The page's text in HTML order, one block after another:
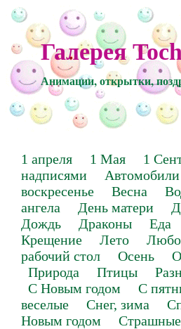
Галерея
Анимации, открытки,
1 апреля 1 Мая 1
надписями
Автомобили
воскресенье
Весна
ангела
День матери
Дождь
Драконы Еда
Крещение
Лето
рабочий стол
Осень
Природа
Птицы
С Новым годом
С
веселые
Снег, зима
Новым годом
Страшные